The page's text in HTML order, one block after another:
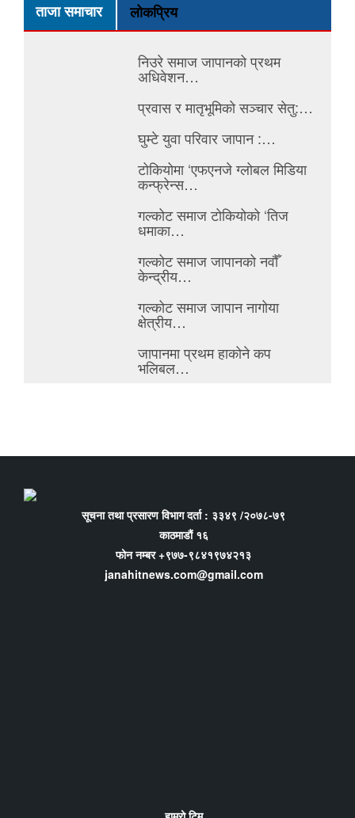
ताजा समाचार लोकप्रिय
निउरे समाज जापानको प्रथम
अधिवेशन…
प्रवास र मातृभूमिको सञ्चार सेतु:…
घुम्टे युवा परिवार जापान :…
टोकियोमा ‘एफएनजे ग्लोबल मिडिया
कन्फ्रेन्स…
गल्कोट समाज टोकियोको ‘तिज
धमाका…
गल्कोट समाज जापानको नवौँ
केन्द्रीय…
गल्कोट समाज जापान नागोया
क्षेत्रीय…
जापानमा प्रथम हाकोने कप
भलिबल…
सूचना तथा प्रसारण विभाग दर्ता : ३३४९ /२०७८-७९
काठमाडौं १६
फोन नम्बर +९७७-९८४१९७४२१३
janahitnews.com@gmail.com